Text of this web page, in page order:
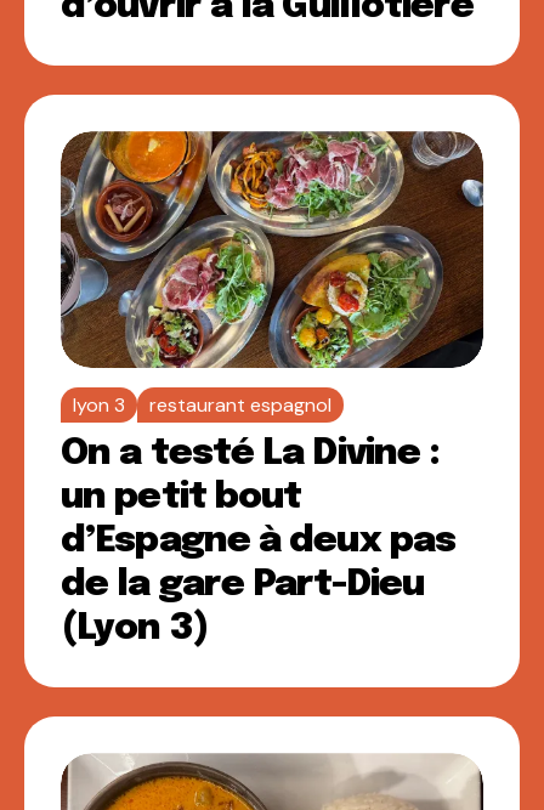
lyon 3 restaurant espagnol
On a testé La Divine :
un petit bout
d’Espagne à deux pas
de la gare Part-Dieu
(Lyon 3)